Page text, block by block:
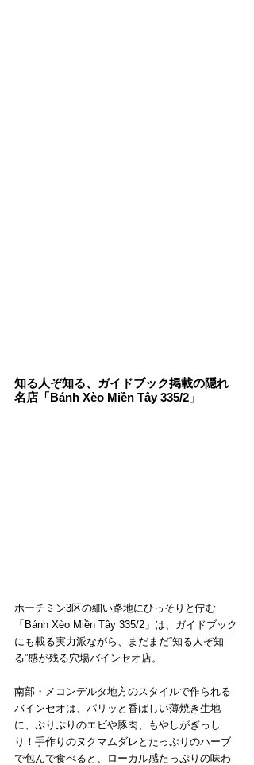
知る人ぞ知る、ガイドブック掲載の隠れ
名店「Bánh Xèo Miền Tây 335/2」
ホーチミン3区の細い路地にひっそりと佇む
「Bánh Xèo Miền Tây 335/2」は、ガイドブック
にも載る実力派ながら、まだまだ“知る人ぞ知
る”感が残る穴場バインセオ店。
南部・メコンデルタ地方のスタイルで作られる
バインセオは、パリッと香ばしい薄焼き生地
に、ぷりぷりのエビや豚肉、もやしがぎっし
り！手作りのヌクマムダレとたっぷりのハーブ
で包んで食べると、ローカル感たっぷりの味わ